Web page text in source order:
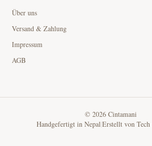
Über uns
Versand & Zahlung
Impressum
AGB
© 2026Cintamani
Handgefertigt in Nepal|Erstellt von Tech